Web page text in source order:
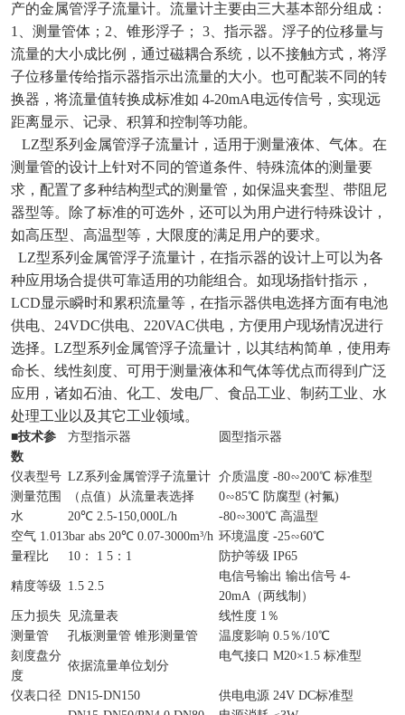
产的金属管浮子流量计。流量计主要由三大基本部分组成：
1、测量管体；2、锥形浮子； 3、指示器。浮子的位移量与
流量的大小成比例，通过磁耦合系统，以不接触方式，将浮
子位移量传给指示器指示出流量的大小。也可配装不同的转
换器，将流量值转换成标准如 4-20mA电远传信号，实现远
距离显示、记录、积算和控制等功能。
LZ型系列金属管浮子流量计，适用于测量液体、气体。在
测量管的设计上针对不同的管道条件、特殊流体的测量要
求，配置了多种结构型式的测量管，如保温夹套型、带阻尼
器型等。除了标准的可选外，还可以为用户进行特殊设计，
如高压型、高温型等，大限度的满足用户的要求。
LZ型系列金属管浮子流量计，在指示器的设计上可以为各
种应用场合提供可靠适用的功能组合。如现场指针指示，
LCD显示瞬时和累积流量等，在指示器供电选择方面有电池
供电、24VDC供电、220VAC供电，方便用户现场情况进行
选择。LZ型系列金属管浮子流量计，以其结构简单，使用寿
命长、线性刻度、可用于测量液体和气体等优点而得到广泛
应用，诸如石油、化工、发电厂、食品工业、制药工业、水
处理工业以及其它工业领域。
■技术参
数
方型指示器 圆型指示器
仪表型号 LZ系列金属管浮子流量计 介质温度 -80∽200℃ 标准型
测量范围
（点值）从流量表选择
0∽85℃ 防腐型 (衬氟)
水
20℃ 2.5-150,000L/h
-80∽300℃ 高温型
空气 1.013bar abs 20℃ 0.07-3000m³/h 环境温度 -25∽60℃
量程比
10： 1 5：1 防护等级 IP65
精度等级 1.5 2.5
电信号输出 输出信号 4-
20mA（两线制）
压力损失
见流量表
线性度 1％
测量管
孔板测量管 锥形测量管
温度影响 0.5％/10℃
刻度盘分
度
依据流量单位划分
电气接口 M20×1.5 标准型
仪表口径 DN15-DN150 供电电源 24V DC标准型